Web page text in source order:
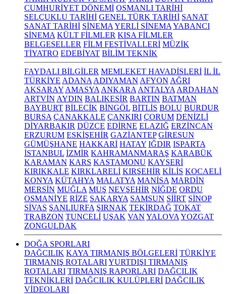
CUMHURİYET DÖNEMİ OSMANLI TARİHİ
SELÇUKLU TARİHİ GENEL TÜRK TARİHİ SANAT
SANAT TARİHİ SİNEMA YERLİ SİNEMA YABANCI
SİNEMA KÜLT FİLMLER KISA FİLMLER
BELGESELLER FİLM FESTİVALLERİ MÜZİK
TİYATRO EDEBİYAT BİLİM TEKNİK
FAYDALI BİLGİLER MEMLEKET HAVADİSLERİ İL İL
TÜRKİYE ADANA ADIYAMAN AFYON AĞRI
AKSARAY AMASYA ANKARA ANTALYA ARDAHAN
ARTVİN AYDIN BALIKESİR BARTIN BATMAN
BAYBURT BİLECİK BİNGÖL BİTLİS BOLU BURDUR
BURSA ÇANAKKALE ÇANKIRI ÇORUM DENİZLİ
DİYARBAKIR DÜZCE EDİRNE ELAZIĞ ERZİNCAN
ERZURUM ESKİŞEHİR GAZİANTEP GİRESUN
GÜMÜŞHANE HAKKARİ HATAY IĞDIR ISPARTA
İSTANBUL İZMİR KAHRAMANMARAŞ KARABÜK
KARAMAN KARS KASTAMONU KAYSERİ
KIRIKKALE KIRKLARELİ KIRŞEHİR KİLİS KOCAELİ
KONYA KÜTAHYA MALATYA MANİSA MARDİN
MERSİN MUĞLA MUŞ NEVŞEHİR NİĞDE ORDU
OSMANİYE RİZE SAKARYA SAMSUN SİİRT SİNOP
SİVAS ŞANLIURFA ŞIRNAK TEKİRDAĞ TOKAT
TRABZON TUNCELİ UŞAK VAN YALOVA YOZGAT
ZONGULDAK
DOĞA SPORLARI
DAĞCILIK KAYA TIRMANIŞ BÖLGELERİ TÜRKİYE
TIRMANIŞ ROTALARIYURTDIŞI TIRMANIŞ
ROTALARI TIRMANIŞ RAPORLARI DAĞCILIK
TEKNİKLERİ DAĞCILIK KULÜPLERİ DAĞCILIK
VİDEOLARI